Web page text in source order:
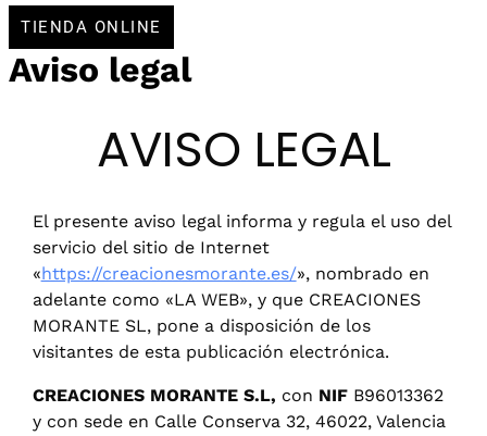
TIENDA ONLINE
Aviso legal
AVISO LEGAL
El presente aviso legal informa y regula el uso del
servicio del sitio de Internet
«https://creacionesmorante.es/», nombrado en
adelante como «LA WEB», y que CREACIONES
MORANTE SL, pone a disposición de los
visitantes de esta publicación electrónica.
CREACIONES MORANTE S.L, con NIFB96013362
y con sede en Calle Conserva 32, 46022, Valencia